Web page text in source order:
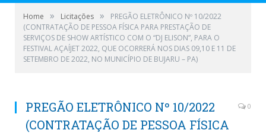
Home » Licitações »
PREGÃO ELETRÔNICO Nº 10/2022
(CONTRATAÇÃO DE PESSOA FÍSICA PARA PRESTAÇÃO DE
SERVIÇOS DE SHOW ARTÍSTICO COM O “DJ ELISON”, PARA O
FESTIVAL AÇAÍJET 2022, QUE OCORRERÁ NOS DIAS 09,10 E 11 DE
SETEMBRO DE 2022, NO MUNICÍPIO DE BUJARU – PA)
PREGÃO ELETRÔNICO Nº 10/2022
(CONTRATAÇÃO DE PESSOA FÍSICA
0